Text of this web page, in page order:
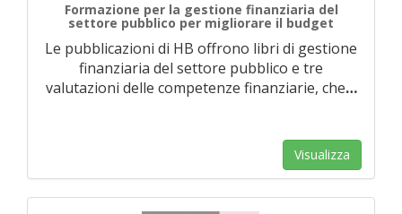
Formazione per la gestione finanziaria del
settore pubblico per migliorare il budget
Le pubblicazioni di HB offrono libri di gestione
finanziaria del settore pubblico e tre
valutazioni delle competenze finanziarie, che…
Visualizza